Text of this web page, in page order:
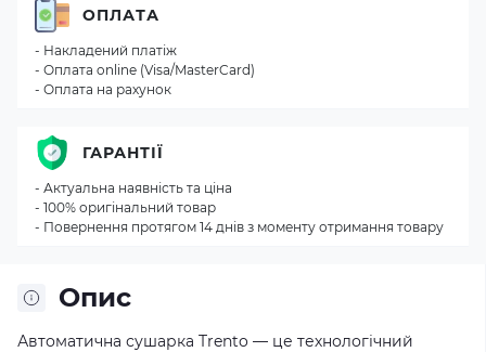
Опис
Автоматична сушарка Trento — це технологічний
ОПЛАТА
- Накладений платіж
- Оплата online (Visa/MasterCard)
- Оплата на рахунок
ГАРАНТІЇ
- Актуальна наявність та ціна
- 100% оригінальний товар
- Повернення протягом 14 днів з моменту отримання товару